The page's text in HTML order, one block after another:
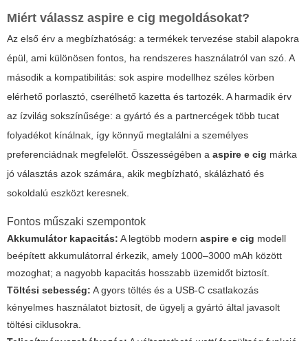
Miért válassz aspire e cig megoldásokat?
Az első érv a megbízhatóság: a termékek tervezése stabil alapokra
épül, ami különösen fontos, ha rendszeres használatról van szó. A
második a kompatibilitás: sok aspire modellhez széles körben
elérhető porlasztó, cserélhető kazetta és tartozék. A harmadik érv
az ízvilág sokszínűsége: a gyártó és a partnercégek több tucat
folyadékot kínálnak, így könnyű megtalálni a személyes
preferenciádnak megfelelőt. Összességében a aspire e cig márka
jó választás azok számára, akik megbízható, skálázható és
sokoldalú eszközt keresnek.
Fontos műszaki szempontok
Akkumulátor kapacitás: A legtöbb modern aspire e cig modell
beépített akkumulátorral érkezik, amely 1000–3000 mAh között
mozoghat; a nagyobb kapacitás hosszabb üzemidőt biztosít.
Töltési sebesség: A gyors töltés és a USB-C csatlakozás
kényelmes használatot biztosít, de ügyelj a gyártó által javasolt
töltési ciklusokra.